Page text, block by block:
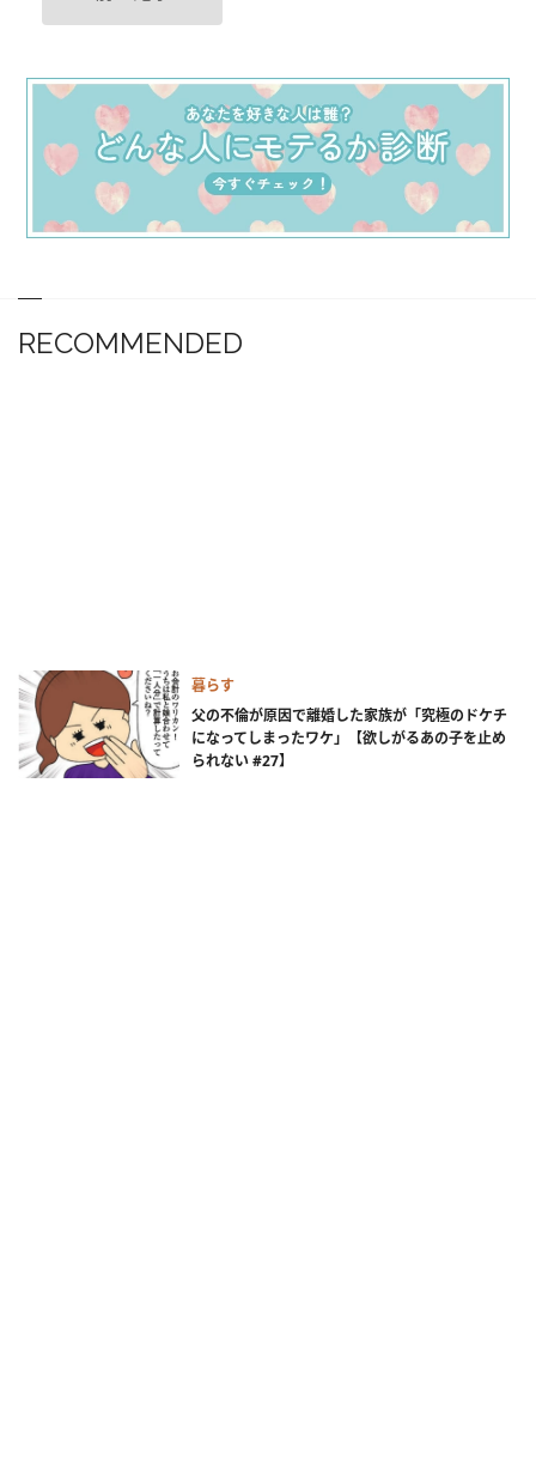
RECOMMENDED
暮らす
父の不倫が原因で離婚した家族が「究極のドケチ
になってしまったワケ」【欲しがるあの子を止め
られない #27】